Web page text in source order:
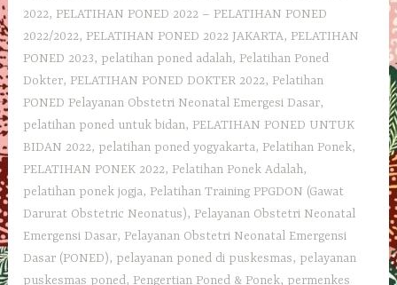
2022, PELATIHAN PONED 2022 – PELATIHAN PONED
2022/2022, PELATIHAN PONED 2022 JAKARTA, PELATIHAN
PONED 2023, pelatihan poned adalah, Pelatihan Poned
Dokter, PELATIHAN PONED DOKTER 2022, Pelatihan
PONED Pelayanan Obstetri Neonatal Emergesi Dasar,
pelatihan poned untuk bidan, PELATIHAN PONED UNTUK
BIDAN 2022, pelatihan poned yogyakarta, Pelatihan Ponek,
PELATIHAN PONEK 2022, Pelatihan Ponek Adalah,
pelatihan ponek jogja, Pelatihan Training PPGDON (Gawat
Darurat Obstetric Neonatus), Pelayanan Obstetri Neonatal
Emergensi Dasar, Pelayanan Obstetri Neonatal Emergensi
Dasar (PONED), pelayanan poned di puskesmas, pelayanan
puskesmas poned, Pengertian Poned & Ponek, permenkes